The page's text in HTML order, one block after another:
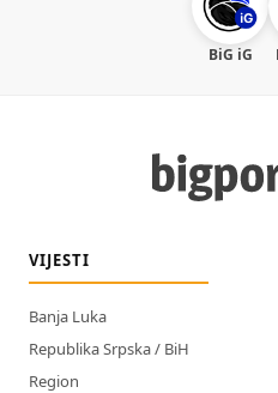
BiG iG
VIJESTI
Banja Luka
Republika Srpska / BiH
Region